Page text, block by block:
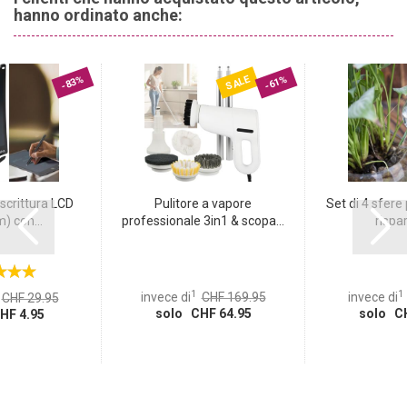
hanno ordinato anche:
-83%
LCD
con...
CHF 29.95
4.95
SALE -61%
Pulitore a vapore
professionale 3in1 & scopa...
invece di1 CHF 169.95
solo CHF 64.95
Set di 4 sfere
invece di1
solo